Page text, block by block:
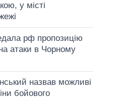
у місті
рф пропозицію
атаки в Чорному
назвав можливі
бойового